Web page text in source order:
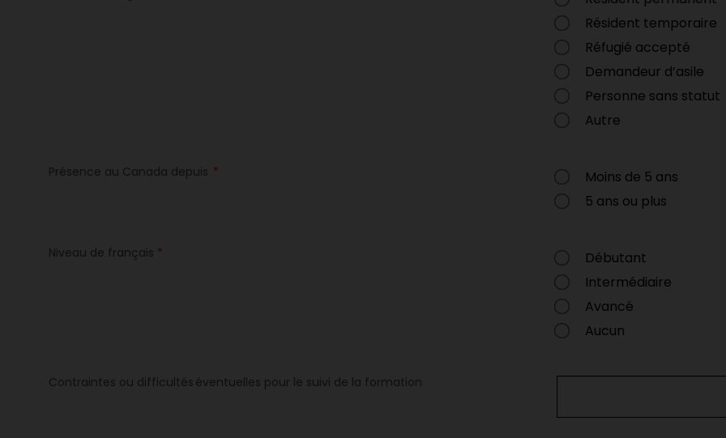
Résident temporaire
Réfugié accepté
Demandeur d’asile
Personne sans statut
Autre
Présence au Canada depuis *
Moins de 5 ans
5 ans ou plus
Niveau de français *
Débutant
Intermédiaire
Avancé
Aucun
Contraintes ou difficultés éventuelles pour le suivi de la formation